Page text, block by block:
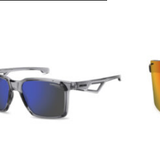
Gafas
de sol